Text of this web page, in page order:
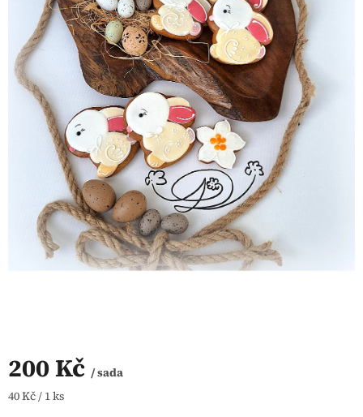
200 Kč / sada
Měrná
40 Kč / 1 ks